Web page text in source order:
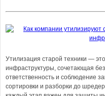
Утилизация старой техники —
инфраструктуры, сочетающая
ответственность и соблюдение
сортировки и разборки до